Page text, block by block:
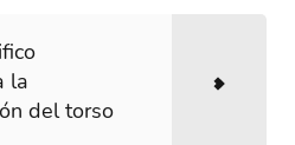
la
del torso